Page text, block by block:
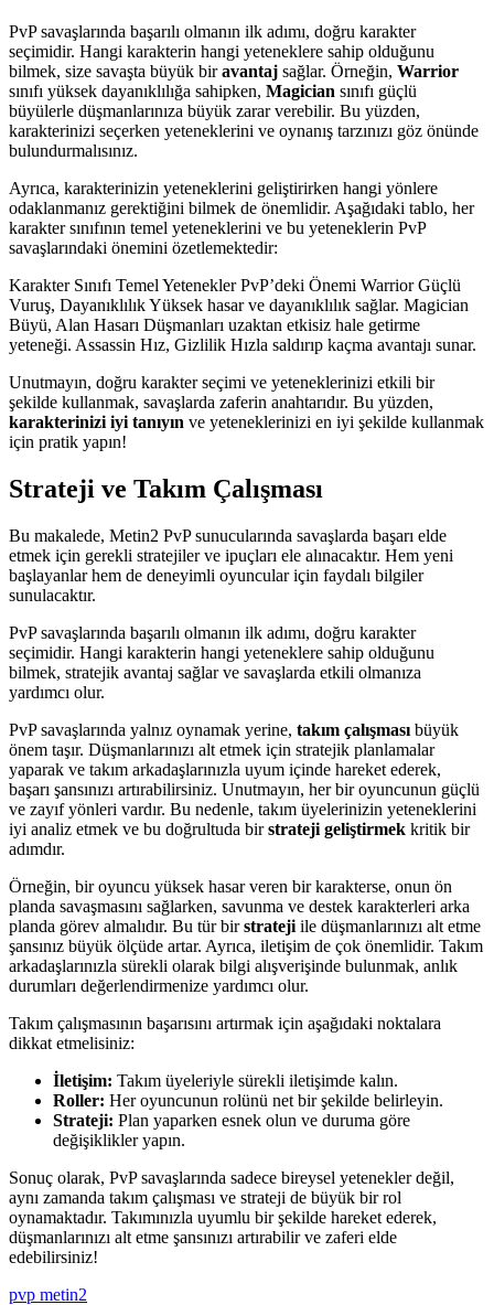
PvP savaşlarında başarılı olmanın ilk adımı, doğru karakter
seçimidir. Hangi karakterin hangi yeteneklere sahip olduğunu
bilmek, size savaşta büyük biravantaj sağlar. Örneğin, Warrior
sınıfı yüksek dayanıklılığa sahipken, Magician sınıfı güçlü
büyülerle düşmanlarınıza büyük zarar verebilir. Bu yüzden,
karakterinizi seçerken yeteneklerini ve oynanış tarzınızı göz önünde
bulundurmalısınız.
Ayrıca, karakterinizin yeteneklerini geliştirirken hangi yönlere
odaklanmanız gerektiğini bilmek de önemlidir. Aşağıdaki tablo, her
karakter sınıfının temel yeteneklerini ve bu yeteneklerin PvP
savaşlarındaki önemini özetlemektedir:
Karakter Sınıfı Temel Yetenekler PvP’deki Önemi Warrior Güçlü
Vuruş, Dayanıklılık Yüksek hasar ve dayanıklılık sağlar. Magician
Büyü, Alan Hasarı Düşmanları uzaktan etkisiz hale getirme
yeteneği. Assassin Hız, Gizlilik Hızla saldırıp kaçma avantajı sunar.
Unutmayın, doğru karakter seçimi ve yeteneklerinizi etkili bir
şekilde kullanmak, savaşlarda zaferin anahtarıdır. Bu yüzden,
karakterinizi iyi tanıyın ve yeteneklerinizi en iyi şekilde kullanmak
için pratik yapın!
Strateji ve Takım Çalışması
Bu makalede, Metin2 PvP sunucularında savaşlarda başarı elde
etmek için gerekli stratejiler ve ipuçları ele alınacaktır. Hem yeni
başlayanlar hem de deneyimli oyuncular için faydalı bilgiler
sunulacaktır.
PvP savaşlarında başarılı olmanın ilk adımı, doğru karakter
seçimidir. Hangi karakterin hangi yeteneklere sahip olduğunu
bilmek, stratejik avantaj sağlar ve savaşlarda etkili olmanıza
yardımcı olur.
PvP savaşlarında yalnız oynamak yerine, takım çalışması büyük
önem taşır. Düşmanlarınızı alt etmek için stratejik planlamalar
yaparak ve takım arkadaşlarınızla uyum içinde hareket ederek,
başarı şansınızı artırabilirsiniz. Unutmayın, her bir oyuncunun güçlü
ve zayıf yönleri vardır. Bu nedenle, takım üyelerinizin yeteneklerini
iyi analiz etmek ve bu doğrultuda birstrateji geliştirmek kritik bir
adımdır.
Örneğin, bir oyuncu yüksek hasar veren bir karakterse, onun ön
planda savaşmasını sağlarken, savunma ve destek karakterleri arka
planda görev almalıdır. Bu tür birstrateji ile düşmanlarınızı alt etme
şansınız büyük ölçüde artar. Ayrıca, iletişim de çok önemlidir. Takım
arkadaşlarınızla sürekli olarak bilgi alışverişinde bulunmak, anlık
durumları değerlendirmenize yardımcı olur.
Takım çalışmasının başarısını artırmak için aşağıdaki noktalara
dikkat etmelisiniz:
İletişim: Takım üyeleriyle sürekli iletişimde kalın.
Roller: Her oyuncunun rolünü net bir şekilde belirleyin.
Strateji: Plan yaparken esnek olun ve duruma göre
değişiklikler yapın.
Sonuç olarak, PvP savaşlarında sadece bireysel yetenekler değil,
aynı zamanda takım çalışması ve strateji de büyük bir rol
oynamaktadır. Takımınızla uyumlu bir şekilde hareket ederek,
düşmanlarınızı alt etme şansınızı artırabilir ve zaferi elde
edebilirsiniz!
pvp metin2